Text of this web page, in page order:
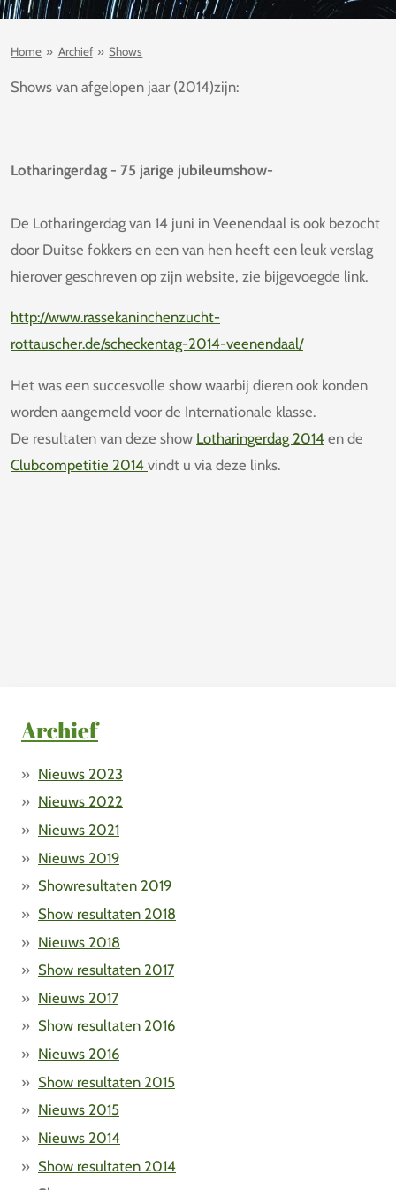
Home » Archief » Shows
Shows van afgelopen jaar (2014)zijn:
Lotharingerdag - 75 jarige jubileumshow-
De Lotharingerdag van 14 juni in Veenendaal is ook bezocht
door Duitse fokkers en een van hen heeft een leuk verslag
hierover geschreven op zijn website, zie bijgevoegde link.
http://www.rassekaninchenzucht-
rottauscher.de/scheckentag-2014-veenendaal/
Het was een succesvolle show waarbij dieren ook konden
worden aangemeld voor de Internationale klasse.
De resultaten van deze show Lotharingerdag 2014 en de
Clubcompetitie 2014 vindt u via deze links.
Archief
Nieuws 2023
Nieuws 2022
Nieuws 2021
Nieuws 2019
Showresultaten 2019
Show resultaten 2018
Nieuws 2018
Show resultaten 2017
Nieuws 2017
Show resultaten 2016
Nieuws 2016
Show resultaten 2015
Nieuws 2015
Nieuws 2014
Show resultaten 2014